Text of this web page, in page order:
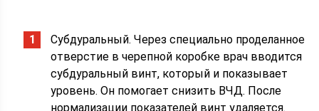
Субдуральный. Через специально проделанное
отверстие в черепной коробке врач вводится
субдуральный винт, который и показывает
уровень. Он помогает снизить ВЧД. После
нормализации показателей винт удаляется.